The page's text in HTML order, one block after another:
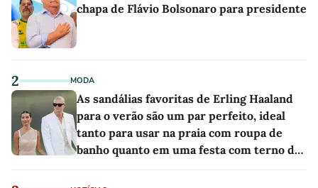
chapa de Flávio Bolsonaro para presidente
2 MODA
As sandálias favoritas de Erling Haaland
para o verão são um par perfeito, ideal
tanto para usar na praia com roupa de
banho quanto em uma festa com terno de